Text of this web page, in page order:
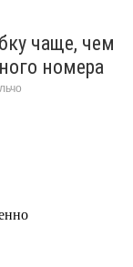
чаще, чем
номера